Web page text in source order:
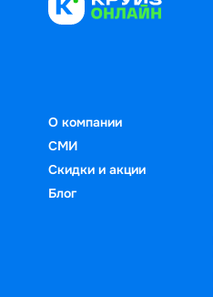
О компании
СМИ
Скидки и акции
Блог